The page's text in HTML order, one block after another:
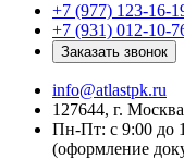
+7 (977) 123-16-
+7 (931) 012-10-
Заказать звонок
info@atlastpk.ru
127644, г.
Пн-Пт: с 9:00 до
(оформление